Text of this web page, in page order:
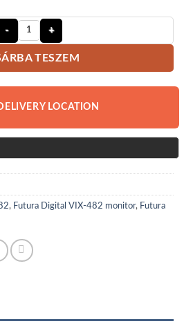
Futura Digital VIX-482 video IP
TESZEM
LOCATION
, Futura Digital VIX-482 monitor, Futura